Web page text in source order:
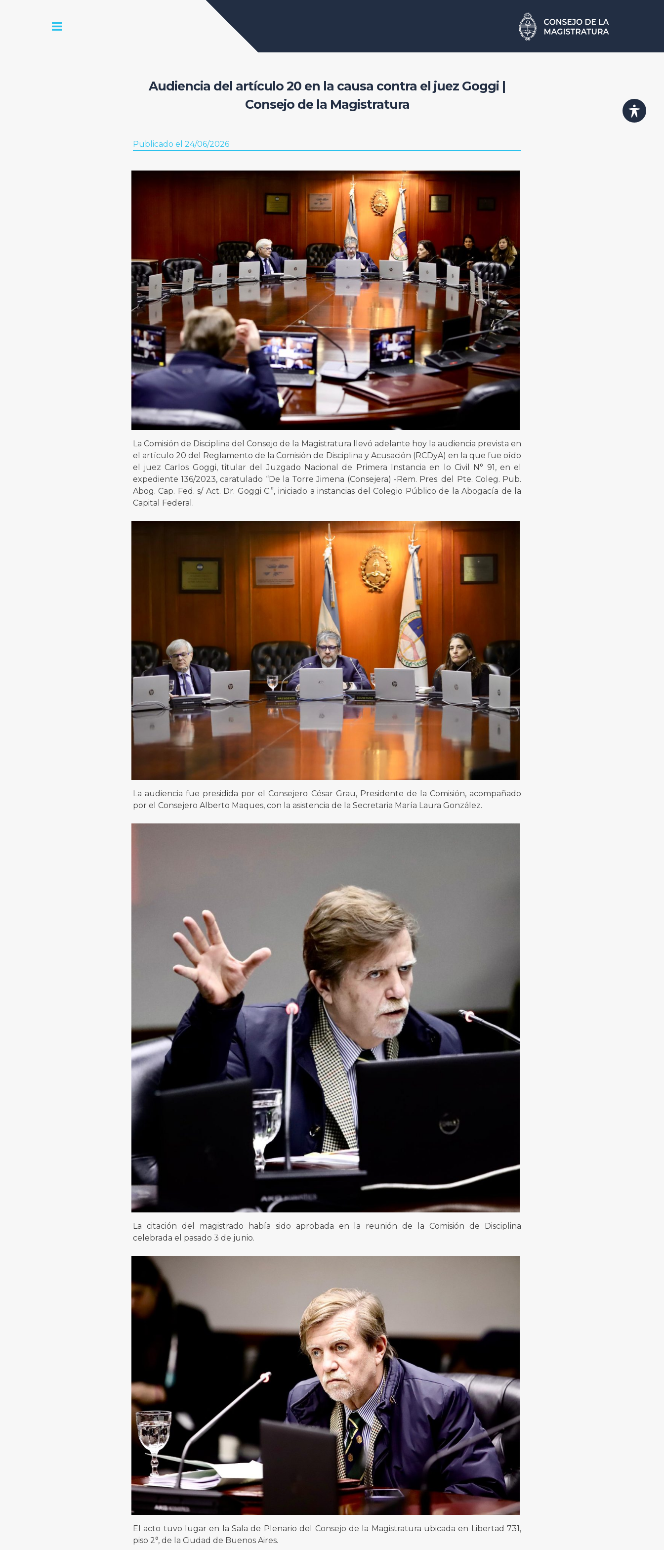
Audiencia del artículo 20 en la causa contra el juez Goggi |
Consejo de la Magistratura
Publicado el 24/06/2026
La Comisión de Disciplina del Consejo de la Magistratura llevó adelante hoy la audiencia prevista en
el artículo 20 del Reglamento de la Comisión de Disciplina y Acusación (RCDyA) en la que fue oído
el juez Carlos Goggi, titular del Juzgado Nacional de Primera Instancia en lo Civil N° 91, en el
expediente 136/2023, caratulado “De la Torre Jimena (Consejera) -Rem. Pres. del Pte. Coleg. Pub.
Abog. Cap. Fed. s/ Act. Dr. Goggi C.”, iniciado a instancias del Colegio Público de la Abogacía de la
Capital Federal.
La audiencia fue presidida por el Consejero César Grau, Presidente de la Comisión, acompañado
por el Consejero Alberto Maques, con la asistencia de la Secretaria María Laura González.
La citación del magistrado había sido aprobada en la reunión de la Comisión de Disciplina
celebrada el pasado 3 de junio.
El acto tuvo lugar en la Sala de Plenario del Consejo de la Magistratura ubicada en Libertad 731,
piso 2°, de la Ciudad de Buenos Aires.